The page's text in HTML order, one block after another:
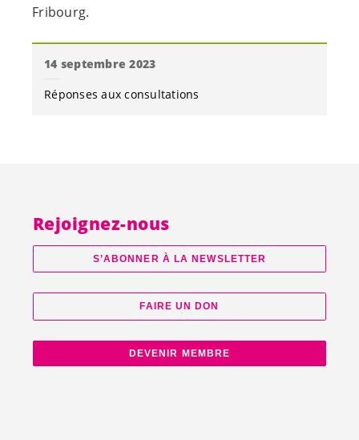
Fribourg.
14 septembre 2023
Réponses aux consultations
Rejoignez-nous
S’ABONNER À LA NEWSLETTER
FAIRE UN DON
DEVENIR MEMBRE